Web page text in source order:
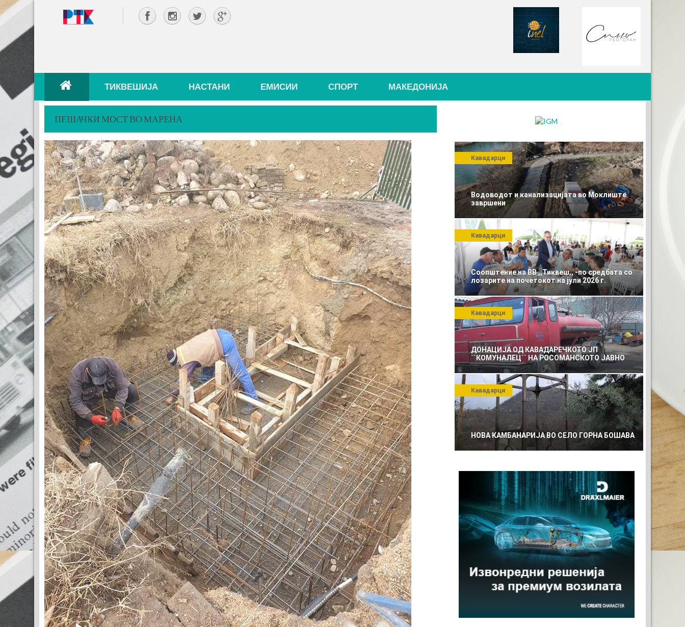
ТИКВЕШИЈА НАСТАНИ ЕМИСИИ СПОРТ МАКЕДОНИЈА
ПЕШАЧКИ МОСТ ВО МАРЕНА
Водоводот и канализацијата во Моклиште
завршени
Кавадарци
Соопштение на ВВ ,,Тиквеш,, -по средбата со
лозарите на почетокот на јули 2026 г.
Кавадарци
ДОНАЦИЈА ОД КАВАДАРЕЧКОТО ЈП
``КОМУНАЛЕЦ`` НА РОСОМАНСКОТО ЈАВНО
ПРЕТПРИЈАТИЕ ЗА КОМУНАЛНО УСЛУГИ
Кавадарци
НОВА КАМБАНАРИЈА ВО СЕЛО ГОРНА БОШАВА
Кавадарци